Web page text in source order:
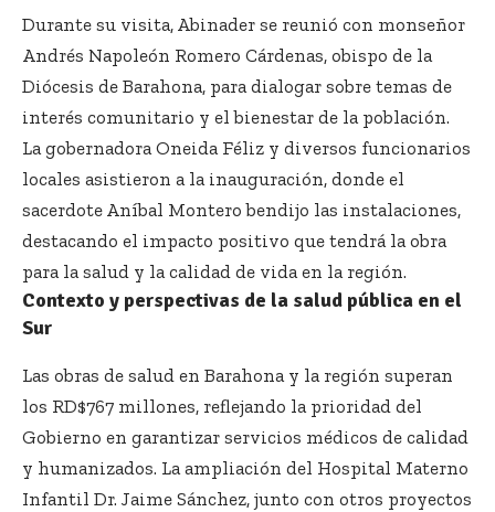
Durante su visita, Abinader se reunió con monseñor
Andrés Napoleón Romero Cárdenas, obispo de la
Diócesis de Barahona, para dialogar sobre temas de
interés comunitario y el bienestar de la población.
La gobernadora Oneida Féliz y diversos funcionarios
locales asistieron a la inauguración, donde el
sacerdote Aníbal Montero bendijo las instalaciones,
destacando el impacto positivo que tendrá la obra
para la salud y la calidad de vida en la región.
Contexto y perspectivas de la salud pública en el
Sur
Las obras de salud en Barahona y la región superan
los RD$767 millones, reflejando la prioridad del
Gobierno en garantizar servicios médicos de calidad
y humanizados. La ampliación del Hospital Materno
Infantil Dr. Jaime Sánchez, junto con otros proyectos